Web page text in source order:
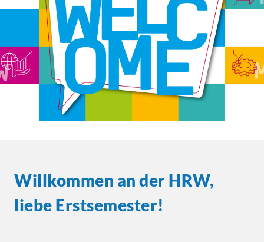
Willkommen an der HRW,
liebe Erstsemester!